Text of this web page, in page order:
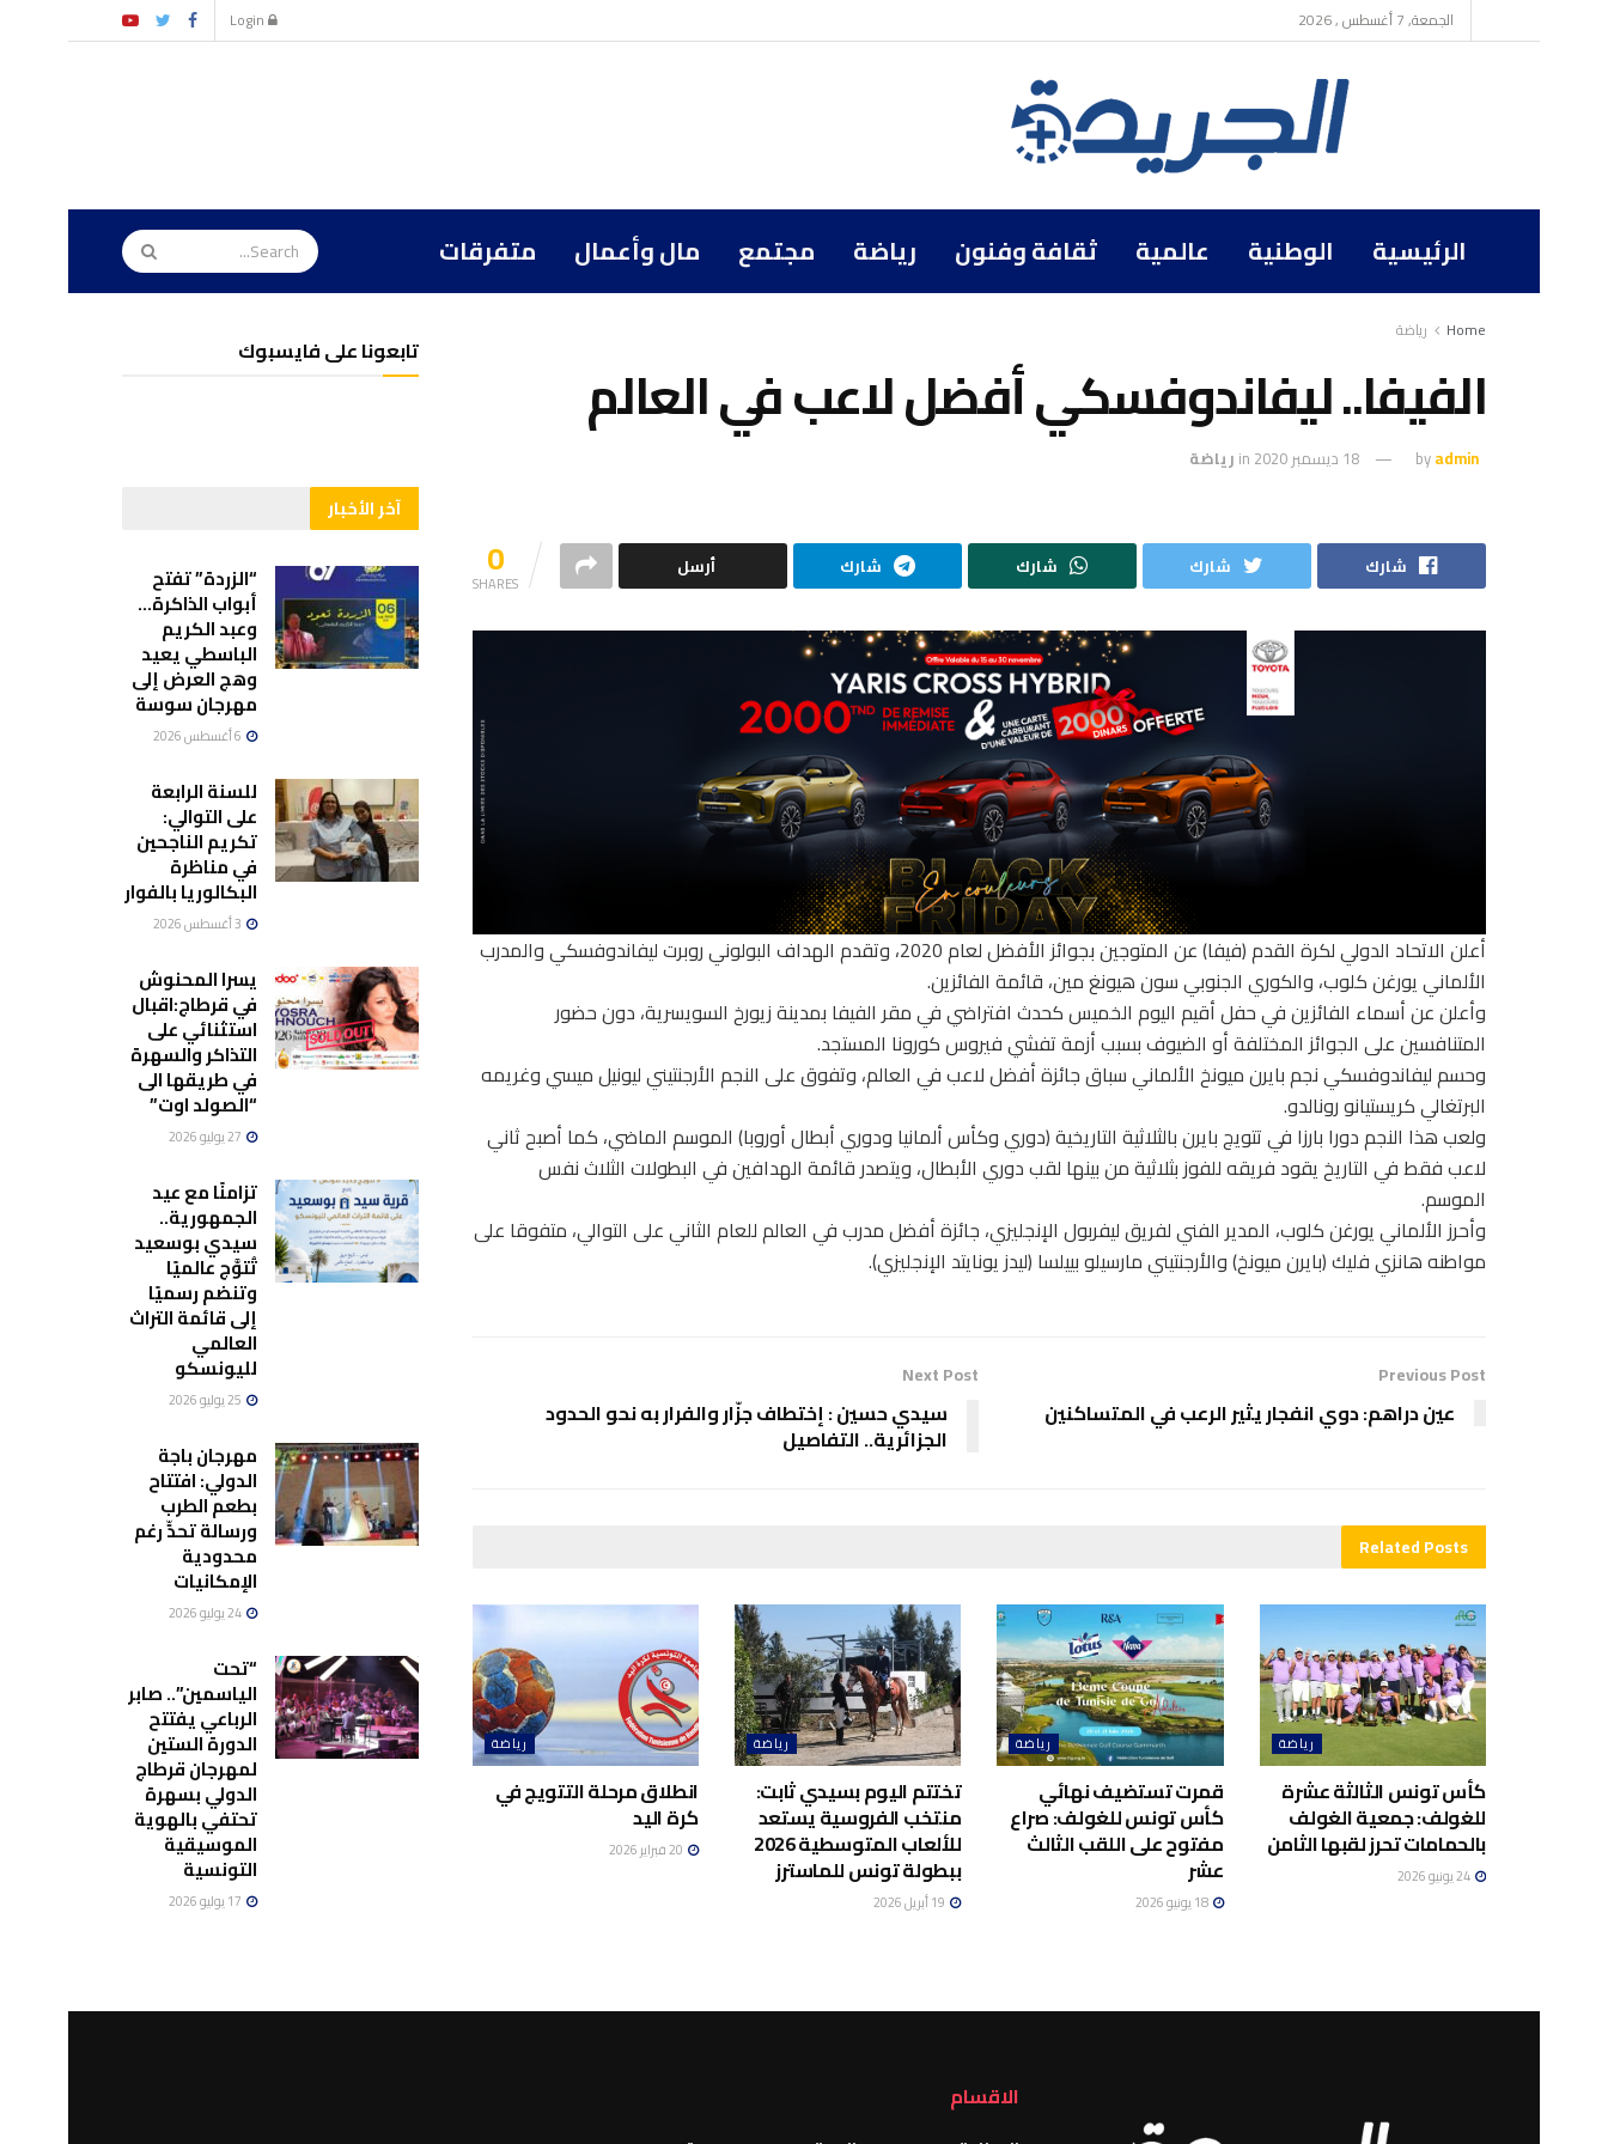
الجمعة, 7 أغسطس , 2026
الرئيسية الوطنية عالمية ثقافة وفنون رياضة مجتمع مال وأعمال متفرقات
Home رياضة
الفيفا.. ليفاندوفسكي أفضل لاعب في العالم
byadmin 18 ديسمبر 2020 in رياضة
0
SHARES
شارك شارك شارك شارك أرسل
أعلن الاتحاد الدولي لكرة القدم (فيفا) عن المتوجين بجوائز الأفضل لعام 2020، وتقدم الهداف البولوني روبرت ليفاندوفسكي والمدرب
الألماني يورغن كلوب، والكوري الجنوبي سون هيونغ مين، قائمة الفائزين.
وأعلن عن أسماء الفائزين في حفل أقيم اليوم الخميس كحدث افتراضي في مقر الفيفا بمدينة زيورخ السويسرية، دون حضور
المتنافسين على الجوائز المختلفة أو الضيوف بسبب أزمة تفشي فيروس كورونا المستجد.
وحسم ليفاندوفسكي نجم بايرن ميونخ الألماني سباق جائزة أفضل لاعب في العالم، وتفوق على النجم الأرجنتيني ليونيل ميسي وغريمه
البرتغالي كريستيانو رونالدو.
ولعب هذا النجم دورا بارزا في تتويج بايرن بالثلاثية التاريخية (دوري وكأس ألمانيا ودوري أبطال أوروبا) الموسم الماضي، كما أصبح ثاني
لاعب فقط في التاريخ يقود فريقه للفوز بثلاثية من بينها لقب دوري الأبطال، ويتصدر قائمة الهدافين في البطولات الثلاث نفس
الموسم.
وأحرز الألماني يورغن كلوب، المدير الفني لفريق ليفربول الإنجليزي، جائزة أفضل مدرب في العالم للعام الثاني على التوالي، متفوقا على
مواطنه هانزي فليك (بايرن ميونخ) والأرجنتيني مارسيلو بييلسا (ليدز يونايتد الإنجليزي).
Previous Post
عين دراهم: دوي انفجار يثير الرعب في المتساكنين
Next Post
سيدي حسين : إختطاف جزّار والفرار به نحو الحدود
الجزائرية.. التفاصيل
RelatedPosts
رياضة
كأس تونس الثالثة عشرة
للغولف: جمعية الغولف
بالحمامات تحرز لقبها الثامن
رياضة
قمرت تستضيف نهائي
كأس تونس للغولف: صراع
مفتوح على اللقب الثالث
عشر
18 يونيو 2026
رياضة
تختتم اليوم بسيدي ثابت:
منتخب الفروسية يستعد
للألعاب المتوسطية 2026
ببطولة تونس للماسترز
رياضة
انطلاق مرحلة التتويج في
كرة اليد
تابعونا على فايسبوك
آخر الأخبار
“الزردة” تفتح
أبواب الذاكرة…
وعبد الكريم
الباسطي يعيد
وهج العرض إلى
مهرجان سوسة
للسنة الرابعة
على التوالي:
تكريم الناجحين
في مناظرة
البكالوريا بالفوار
يسرا المحنوش
في قرطاج:اقبال
استثنائي على
التذاكر والسهرة
في طريقها الى
“الصولد اوت”
تزامنًا مع عيد
الجمهورية..
سيدي بوسعيد
تُتوَّج عالميًا
وتنضم رسميًا
إلى قائمة التراث
العالمي
لليونسكو
مهرجان باجة
الدولي: افتتاح
بطعم الطرب
ورسالة تحدٍّ رغم
محدودية
الإمكانيات
24 يوليو 2026
“تحت
الياسمين”.. صابر
الرباعي يفتتح
الدورة الستين
لمهرجان قرطاج
الدولي بسهرة
تحتفي بالهوية
الموسيقية
التونسية
الاقسام